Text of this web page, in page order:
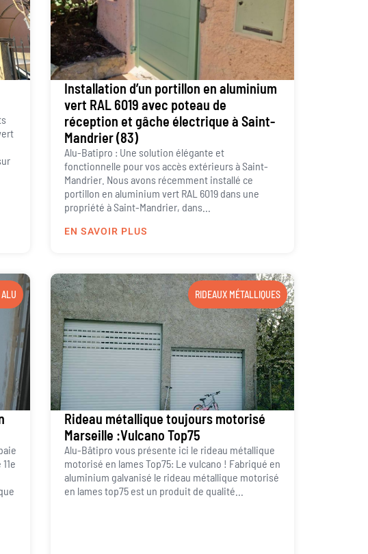
Installation d’un portillon en aluminium
vert RAL 6019 avec poteau de
réception et gâche électrique à Saint-
Mandrier (83)
Alu-Batipro : Une solution élégante et
fonctionnelle pour vos accès extérieurs à Saint-
Mandrier. Nous avons récemment installé ce
portillon en aluminium vert RAL 6019 dans une
propriété à Saint-Mandrier, dans...
EN SAVOIR PLUS
RIDEAUX MÉTALLIQUES
Rideau métallique toujours motorisé
Marseille :Vulcano Top75
Alu-Bâtipro vous présente ici le rideau métallique
motorisé en lames Top75: Le vulcano ! Fabriqué en
aluminium galvanisé le rideau métallique motorisé
en lames top75 est un produit de qualité...